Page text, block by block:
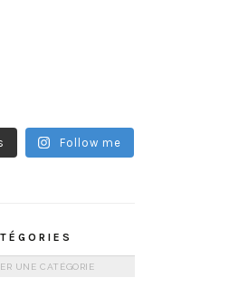
Follow me